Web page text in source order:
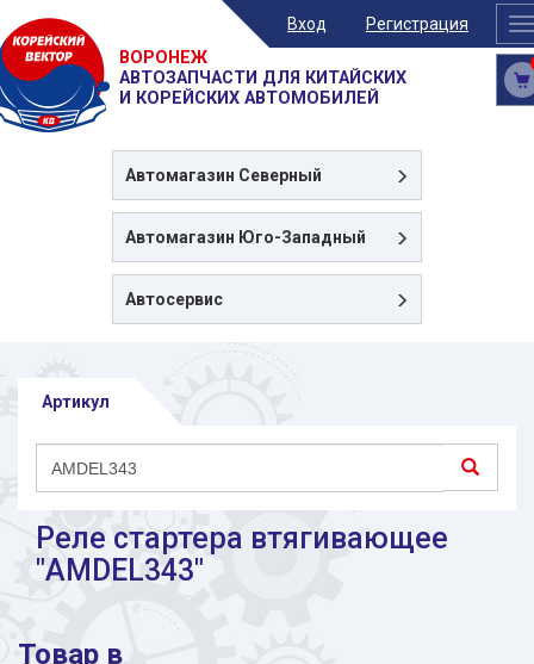
Вход Регистрация
ВОРОНЕЖ
АВТОЗАПЧАСТИ ДЛЯ КИТАЙСКИХ
И КОРЕЙСКИХ АВТОМОБИЛЕЙ
Автомагазин Северный
Автомагазин Юго-Западный
Автосервис
Артикул
Реле стартера втягивающее
"AMDEL343"
Товар в